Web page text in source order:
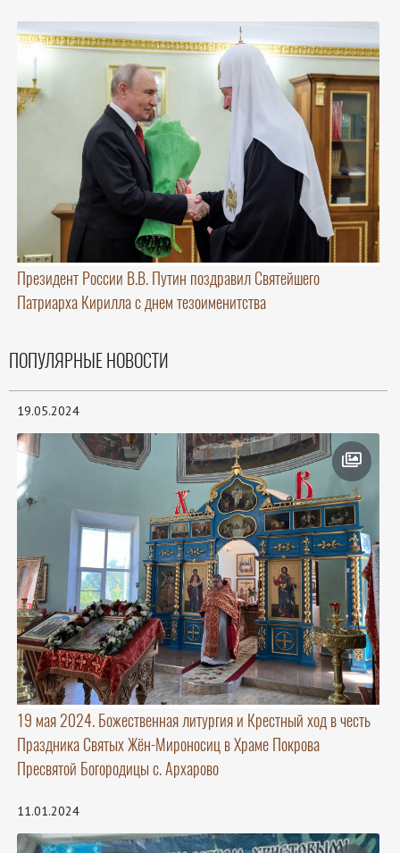
Президент России В.В. Путин поздравил Святейшего
Патриарха Кирилла с днем тезоименитства
ПОПУЛЯРНЫЕ НОВОСТИ
19.05.2024
19 мая 2024. Божественная литургия и Крестный ход в честь
Праздника Святых Жён-Мироносиц в Храме Покрова
Пресвятой Богородицы с. Архарово
11.01.2024